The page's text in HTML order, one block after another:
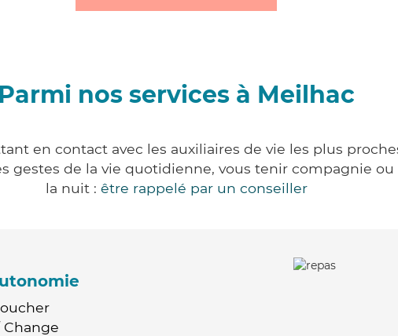
Parmi nos services à Meilhac
en contact avec les auxiliaires de vie les plus
gestes de la vie quotidienne, vous tenir compagnie
la nuit : être rappelé par un conseiller